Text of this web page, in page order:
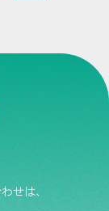
せは、